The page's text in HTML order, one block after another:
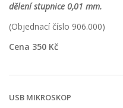
dělení stupnice 0,01 mm.
(Objednací číslo 906.000)
Cena 350 Kč
USB MIKROSKOP